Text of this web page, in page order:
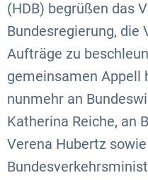
(HDB) begrüßen das
Bundesregierung,
Aufträge zu
gemeinsamen Appell
nunmehr an
Katherina Reiche, an
Verena Hubertz